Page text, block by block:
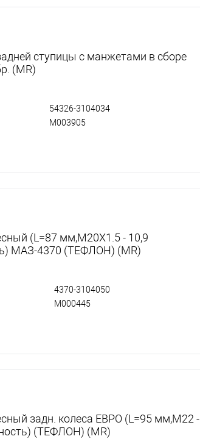
ступицы с манжетами в сборе
(MR)
54326-3104034
М003905
(L=87 мм,М20Х1.5 - 10,9
МАЗ-4370 (ТЕФЛОН) (MR)
4370-3104050
М000445
задн. колеса ЕВРО (L=95 мм,М22 -
(ТЕФЛОН) (MR)